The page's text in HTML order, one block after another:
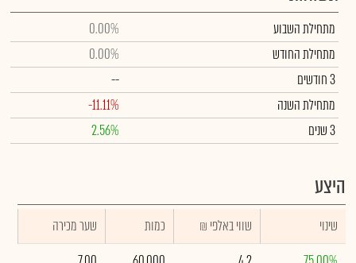
מתחילת השבוע
0.00%
מתחילת החודש
0.00%
3 חודשים
--
מתחילת השנה
-11.11%
3 שנים
2.56%
היצע
שינוי ₪ שווי באלפי כמות
שער מכירה